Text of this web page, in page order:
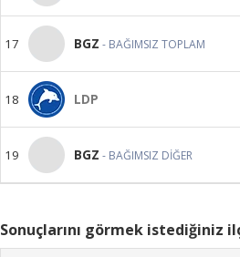
17 BGZ - BAĞIMSIZ TOPLAM
18 LDP
19 BGZ - BAĞIMSIZ DİĞER
Sonuçlarını görmek istediğiniz